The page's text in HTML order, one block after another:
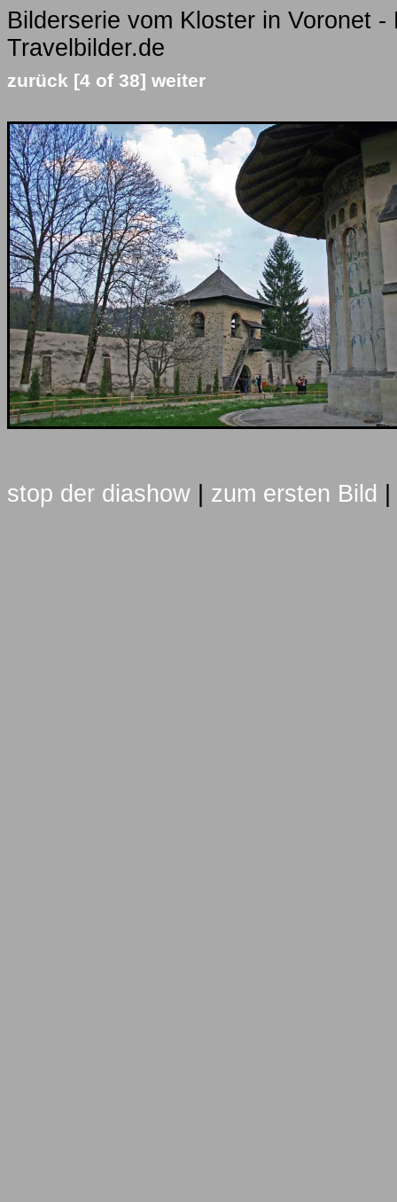
Bilderserie vom Kloster in Voronet -
Travelbilder.de
zurück [4 of 38] weiter
stop der diashow zum ersten Bild